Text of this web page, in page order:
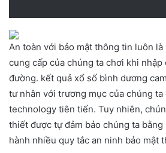
An toàn với bảo mật thông tin luôn
cung cấp của chúng ta chơi khi
đường. kết quả xổ số bình dương
tư nhân với trương mục của chúng
technology tiên tiến. Tuy nhiên,
thiết được tự đảm bảo chúng ta
hành nhiều quy tắc an ninh bảo mật